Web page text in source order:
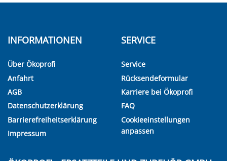
INFORMATIONEN
Über Ökoprofi
Anfahrt
AGB
Datenschutzerklärung
Barrierefreiheitserklärung
Impressum
SERVICE
Service
Rücksendeformular
Karriere bei Ökoprofi
FAQ
Cookieeinstellungen
anpassen